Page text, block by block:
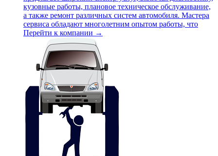
кузовные работы, плановое техническое обслуживание,
а также ремонт различных систем автомобиля. Мастера
сервиса обладают многолетним опытом работы, что
Перейти к компании →